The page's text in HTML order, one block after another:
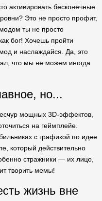
активировать бесконечные
Это не просто профит,
ты не просто
бог! Хочешь пройти
и наслаждайся. Да, это
что мы не можем иногда
но...
мощных 3D-эффектов,
на геймплейе.
с графикой по идее
который действительно
стражники — их лицо,
творить мемы!
жизнь вне